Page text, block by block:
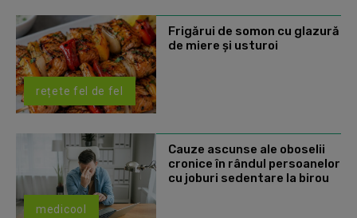
rețete fel de fel
Frigărui de somon cu glazură
de miere și usturoi
medicool
Cauze ascunse ale oboselii
cronice în rândul persoanelor
cu joburi sedentare la birou